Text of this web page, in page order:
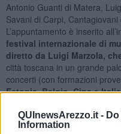
QUInewsArezzo.it -
Information
Antonio Guanti di Matera,
Savani di Carpi,
L’appuntamento è inserito
festival internazionale di
diretto da Luigi Marzola,
città toscana in un grande
concerti (con formazioni
Estonia, Belgio, Cina e
manifestazione ha il
Regione Toscana, Comune